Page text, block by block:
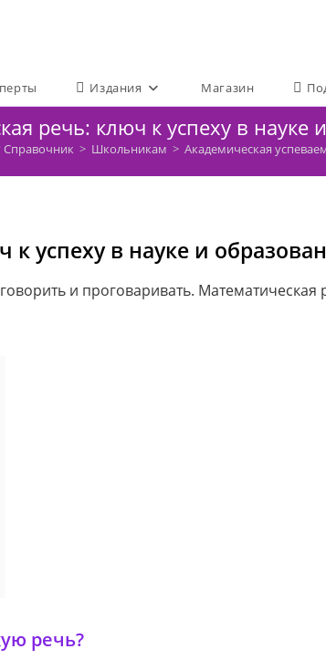
Издания Магазин
речь: ключ к успеху в науке
Справочник > Школьникам > Академическая
успеху в науке и
и проговаривать. Математическая
речь?